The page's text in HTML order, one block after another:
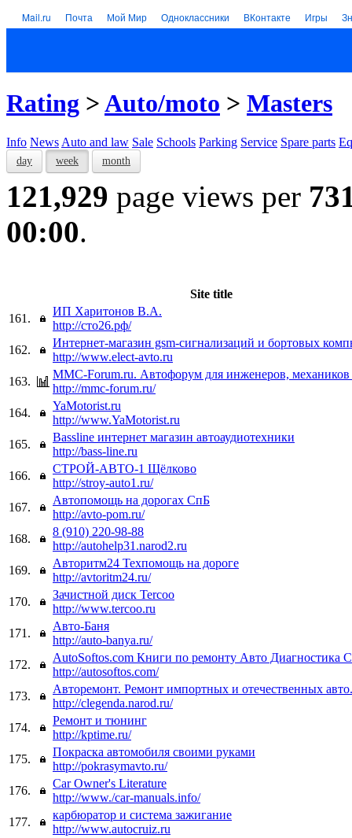
Mail.ru Почта Мой Мир Одноклассники ВКонтакте Игры
Rating >Auto/moto > Masters
Info News Auto and law Sale Schools Parking Service Spare parts
day week month
121,929 page views per
00:00.
Site title
161.
ИП Харитонов В.А.
http://сто26.рф/
162.
Интернет-магазин gsm-сигнализаций и бортовых
http://www.elect-avto.ru
163.
MMC-Forum.ru. Автофорум для инженеров, механиков
http://mmc-forum.ru/
164.
YaMotorist.ru
http://www.YaMotorist.ru
165.
Bassline интернет магазин автоаудиотехники
http://bass-line.ru
166.
СТРОЙ-АВТО-1 Щёлково
http://stroy-auto1.ru/
167.
Автопомощь на дорогах СпБ
http://avto-pom.ru/
168.
8 (910) 220-98-88
http://autohelp31.narod2.ru
169.
Авторитм24 Техпомощь на дороге
http://avtoritm24.ru/
170.
Зачистной диск Tercoo
http://www.tercoo.ru
171.
Авто-Баня
http://auto-banya.ru/
172.
AutoSoftos.com Книги по ремонту Авто Диагностика
http://autosoftos.com/
173.
Авторемонт. Ремонт импортных и отечественных авто.
http://clegenda.narod.ru/
174.
Ремонт и тюнинг
http://kptime.ru/
175.
Покраска автомобиля своими руками
http://pokrasymavto.ru/
176.
Car Owner's Literature
http://www./car-manuals.info/
177.
карбюратор и система зажигание
http://www.autocruiz.ru